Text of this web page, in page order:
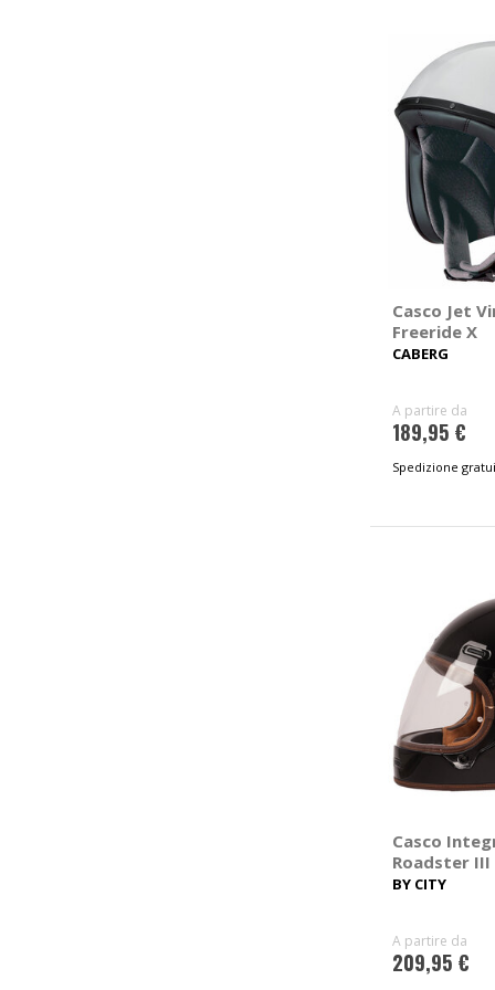
Casco Jet
Freeride X
CABERG
A partire da
189,95 €
Spedizione
Casco
Roadster III
BY CITY
A partire da
209,95 €